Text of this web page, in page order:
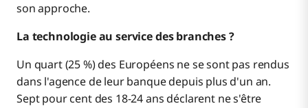
son approche.
La technologie au service des branches ?
Un quart (25 %) des Européens ne se sont pas rendus
dans l'agence de leur banque depuis plus d'un an.
Sept pour cent des 18-24 ans déclarent ne s'être